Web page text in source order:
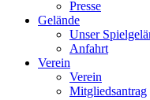
Presse
Gelände
Unser
Anfahrt
Verein
Verein
Mitgliedsantrag